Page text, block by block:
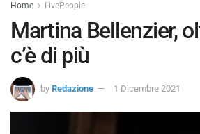
Home LivePeople
Martina Bellenzier,
c’è di più
by Redazione 1 Dicembre 2021